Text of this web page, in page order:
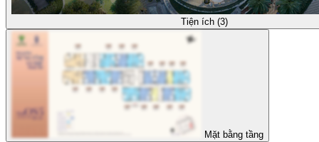
Tiện ích (3)
Mặt bằng tầng